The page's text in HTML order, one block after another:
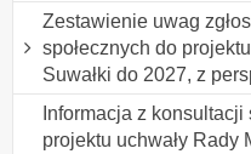
Zestawienie uwag
społecznych do
Suwałki do 2027, z
Informacja z
projektu uchwały Rady